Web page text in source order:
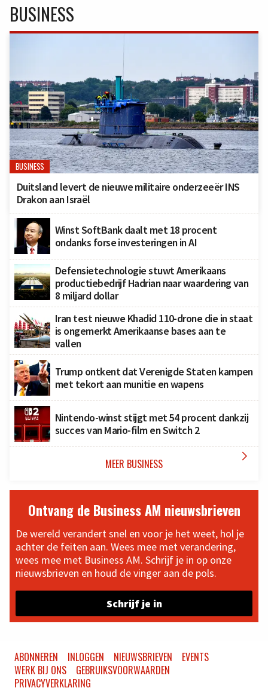
BUSINESS
BUSINESS
Duitsland levert de nieuwe militaire onderzeeër INS
Drakon aan Israël
Winst SoftBank daalt met 18 procent
ondanks forse investeringen in AI
Defensietechnologie stuwt Amerikaans
productiebedrijf Hadrian naar waardering van
8 miljard dollar
Iran test nieuwe Khadid 110-drone die in staat
is ongemerkt Amerikaanse bases aan te
vallen
Trump ontkent dat Verenigde Staten kampen
met tekort aan munitie en wapens
Nintendo-winst stijgt met 54 procent dankzij
succes van Mario-film en Switch 2
MEER BUSINESS 
Ontvang de Business AM nieuwsbrieven
De wereld verandert snel en voor je het weet, hol je
achter de feiten aan. Wees mee met verandering,
wees mee met Business AM. Schrijf je in op onze
nieuwsbrieven en houd de vinger aan de pols.
Schrijf je in
ABONNEREN INLOGGEN NIEUWSBRIEVEN
EVENTS
WERK BIJ ONS
GEBRUIKSVOORWAARDEN
PRIVACYVERKLARING